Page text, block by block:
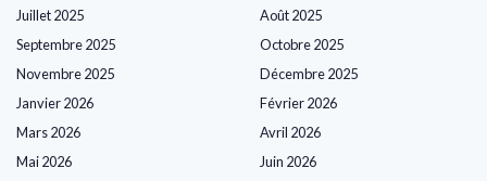
Juillet 2025
Août 2025
Septembre 2025
Octobre 2025
Novembre 2025
Décembre 2025
Janvier 2026
Février 2026
Mars 2026
Avril 2026
Mai 2026
Juin 2026